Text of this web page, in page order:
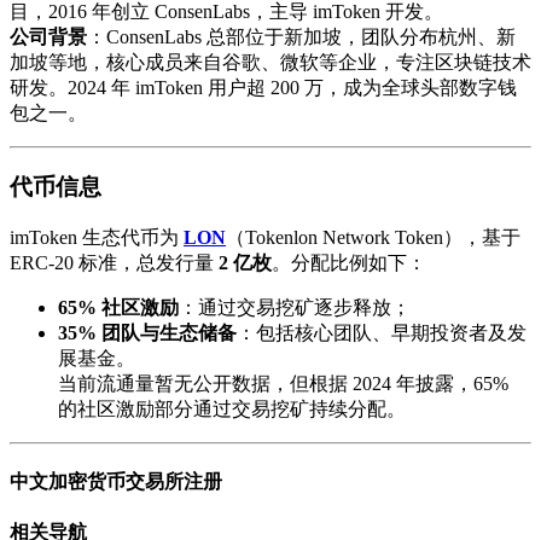
目，2016 年创立 ConsenLabs，主导 imToken 开发。
公司背景 ：ConsenLabs 总部位于新加坡，团队分布杭州、新
加坡等地，核心成员来自谷歌、微软等企业，专注区块链技术
研发。2024 年 imToken 用户超 200 万，成为全球头部数字钱
包之一。
代币信息
imToken 生态代币为 ​ LON ​（Tokenlon Network Token），基于
ERC-20 标准，总发行量 ​ 2 亿枚。分配比例如下：
65% 社区激励 ：通过交易挖矿逐步释放；
35% 团队与生态储备 ：包括核心团队、早期投资者及发
展基金。
当前流通量暂无公开数据，但根据 2024 年披露，65%
的社区激励部分通过交易挖矿持续分配。
中文加密货币交易所注册
相关导航